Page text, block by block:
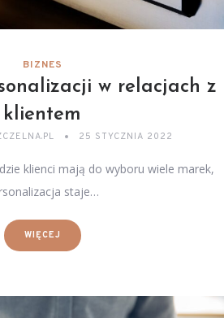
BIZNES
w relacjach z
klientem
25 STYCZNIA 2022
klienci mają do wyboru wiele marek,
staje…
WIĘCEJ